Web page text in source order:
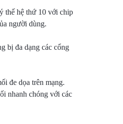
thế hệ thứ 10 với chip
người dùng.
bị đa dạng các cổng
đe dọa trên mạng.
nhanh chóng với các